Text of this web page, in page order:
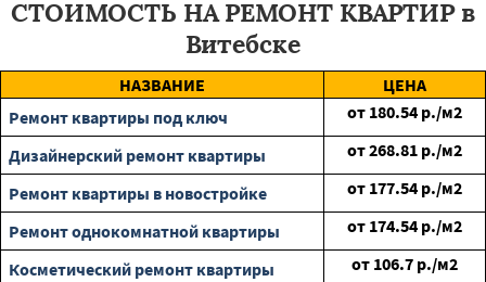
СТОИМОСТЬ НА РЕМОНТ КВАРТИР в
Витебске
НАЗВАНИЕ
ЦЕНА
Ремонт квартиры под ключ
от 180.54 р./м2
Дизайнерский ремонт квартиры
от268.81 р./м2
Ремонт квартиры в новостройке
от 177.54 р./м2
Ремонт однокомнатной квартиры
от 174.54 р./м2
Косметический ремонт квартиры
от 106.7 р./м2